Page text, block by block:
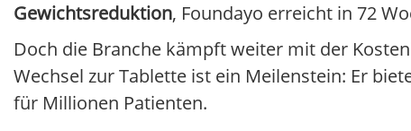
Gewichtsreduktion, Foundayo erreicht in 72
Doch die Branche kämpft weiter mit der
Wechsel zur Tablette ist ein Meilenstein: Er
für Millionen Patienten.